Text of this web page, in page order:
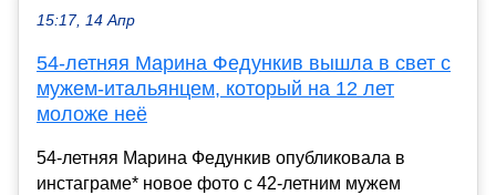
15:17, 14 Апр
54-летняя Марина Федункив вышла в свет с
мужем-итальянцем, который на 12 лет
моложе неё
54-летняя Марина Федункив опубликовала в
инстаграме* новое фото с 42-летним мужем